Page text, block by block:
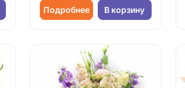
Подробнее В корзину